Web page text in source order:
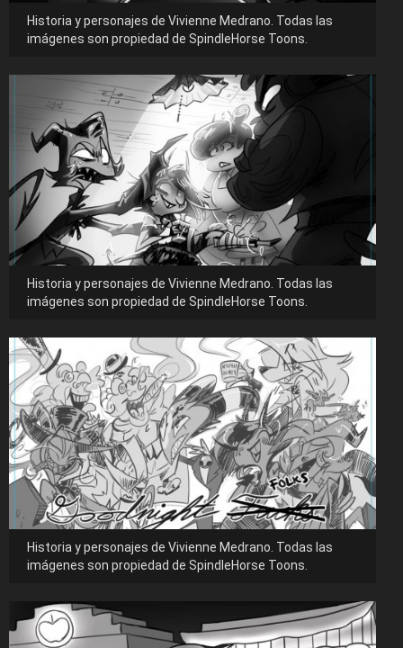
Historia y personajes de Vivienne Medrano. Todas las
imágenes son propiedad de SpindleHorse Toons.
Historia y personajes de Vivienne Medrano. Todas las
imágenes son propiedad de SpindleHorse Toons.
Historia y personajes de Vivienne Medrano. Todas las
imágenes son propiedad de SpindleHorse Toons.